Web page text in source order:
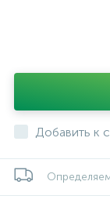
Добавить к